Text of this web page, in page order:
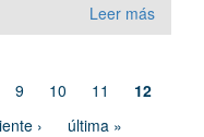
Leer más
9 10 11
12
› última »